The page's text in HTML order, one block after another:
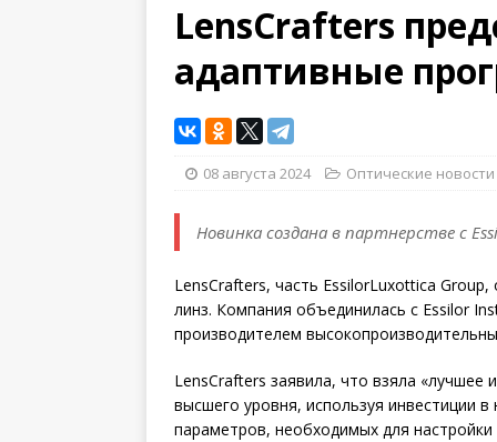
LensCrafters
адаптивные
08 августа 2024 Оптические новости
Новинка создана в партнерстве с
LensCrafters, часть EssilorLuxottica
линз. Компания объединилась с Essilor
производителем
LensCrafters заявила, что взяла «лучшее
высшего уровня, используя инвестиции
параметров, необходимых для